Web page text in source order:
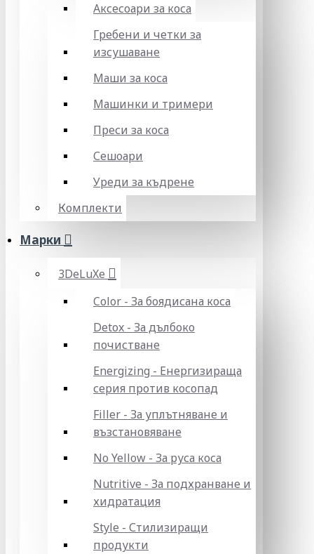
Аксесоари за коса
Гребени и четки за
изсушаване
Маши за коса
Машинки и тримери
Преси за коса
Сешоари
Уреди за къдрене
Комплекти
Марки
3DeLuXe
Color - За боядисана коса
Detox - За дълбоко
почистване
Energizing - Енергизираща
серия против косопад
Filler - За уплътняване и
възстановяване
No Yellow - За руса коса
Nutritive - За подхранване и
хидратация
Style - Стилизиращи
продукти